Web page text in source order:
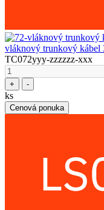
vláknový trunkový
TC072yyy-zzzzzz-xxx
+ -
ks
Cenová ponuka